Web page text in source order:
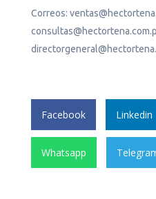
Correos:
Facebook Linkedin
Whatsapp